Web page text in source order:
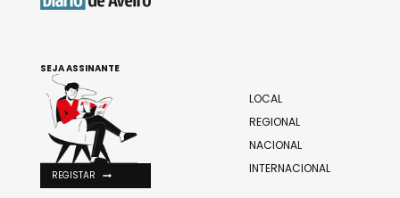
LOCAL
REGIONAL
NACIONAL
INTERNACIONAL
SEJA ASSINANTE
REGISTAR